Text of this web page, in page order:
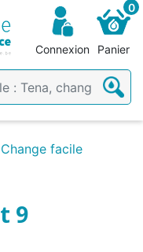
Connexion
0
Panier
Change facile
9